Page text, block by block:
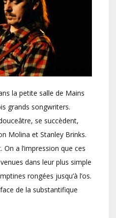
la petite salle de Mains
grands songwriters.
se succèdent,
Molina et Stanley Brinks.
On a l’impression que ces
dans leur plus simple
rongées jusqu’à l’os.
de la substantifique